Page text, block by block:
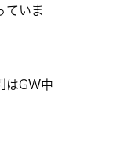
ていま
はGW中